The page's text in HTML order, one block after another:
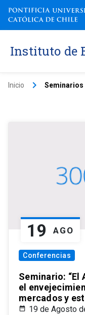
Instituto de
Inicio keyboard_arrow_right Seminarios
19 AGO
Conferencias
Seminario: “El
el
mercados y
19 de Agosto